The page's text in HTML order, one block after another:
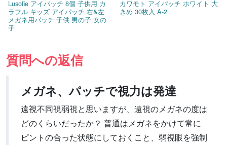
Lusofie アイパッチ 8個 子供用 カ
ラフル キッズ アイパッチ 右&左
メガネ用パッチ 子供 男の子 女の
子
カワモト アイパッチ ホワイト 大
きめ 30枚入 A-2
質問への返信
メガネ、パッチで視力は発達
遠視不同視弱視と思いますが、遠視のメガネの度は
どのくらいだったか？ 普通はメガネをかけて常に
ピントの合った状態にしておくこと、弱視眼を強制